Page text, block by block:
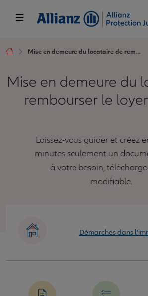
Mise en demeure du locataire de rembourser le loyer impayé
Mise en demeure du
rembourser le
Laissez-vous guider et créez
minutes seulement un
à votre besoin,
modifiable.
Démarches dans